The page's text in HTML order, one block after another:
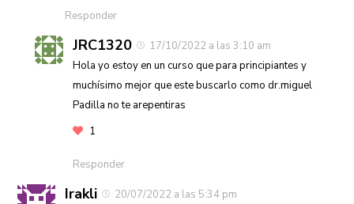
Responder
JRC1320
17/10/2022 a las 3:10 am
Hola yo estoy en un curso que para principiantes y
muchísimo mejor que este buscarlo como dr.miguel
Padilla no te arepentiras
1
Responder
Irakli
20/07/2022 a las 5:34 pm